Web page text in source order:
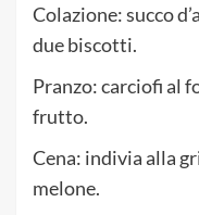
Colazione: succo
due biscotti.
Pranzo: carciofi al
frutto.
Cena: indivia alla
melone.